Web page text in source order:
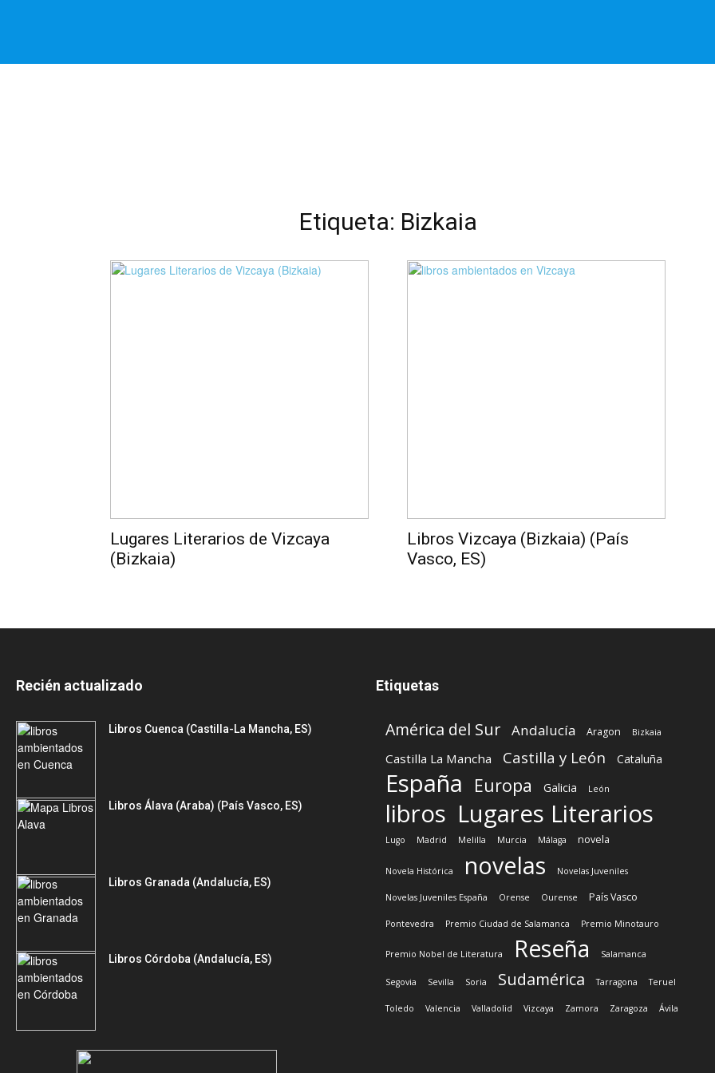
Etiqueta: Bizkaia
Lugares Literarios de Vizcaya
(Bizkaia)
Libros Vizcaya (Bizkaia) (País
Vasco, ES)
Recién actualizado
Libros Cuenca (Castilla-La Mancha, ES)
Libros Álava (Araba) (País Vasco, ES)
Libros Granada (Andalucía, ES)
Libros Córdoba (Andalucía, ES)
Etiquetas
América del Sur Andalucía Aragon Bizkaia
Castilla La Mancha Castilla y León Cataluña
España Europa Galicia León
libros Lugares Literarios
Lugo Madrid Melilla Murcia Málaga novela
Novela Histórica novelas Novelas Juveniles
Novelas Juveniles España Orense Ourense País Vasco
Pontevedra Premio Ciudad de Salamanca Premio Minotauro
Premio Nobel de Literatura Reseña Salamanca
Segovia Sevilla Soria Sudamérica Tarragona Teruel
Toledo Valencia Valladolid Vizcaya Zamora Zaragoza Ávila